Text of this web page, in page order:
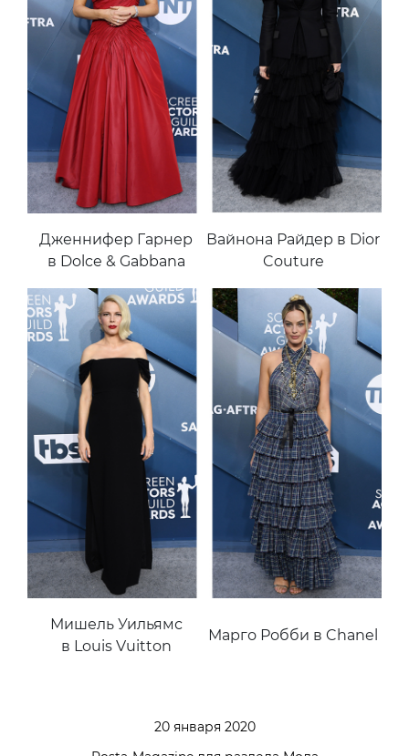
Дженнифер Гарнер
в Dolce & Gabbana
Вайнона Райдер в Dior
Couture
Мишель Уильямс
в Louis Vuitton
Марго Робби в Chanel
20 января 2020